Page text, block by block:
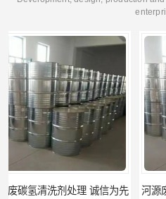
河源废碳氢清洗剂处理 持之以恒为客户服务